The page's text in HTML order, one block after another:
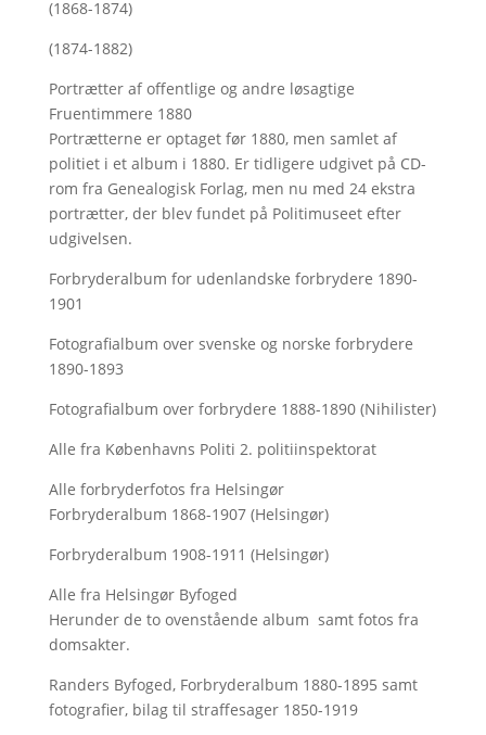
(1868-1874)
(1874-1882)
Portrætter af offentlige og andre løsagtige
Fruentimmere 1880
Portrætterne er optaget før 1880, men samlet af
politiet i et album i 1880. Er tidligere udgivet på CD-
rom fra Genealogisk Forlag, men nu med 24 ekstra
portrætter, der blev fundet på Politimuseet efter
udgivelsen.
Forbryderalbum for udenlandske forbrydere 1890-
1901
Fotografialbum over svenske og norske forbrydere
1890-1893
Fotografialbum over forbrydere 1888-1890 (Nihilister)
Alle fra Københavns Politi 2. politiinspektorat
Alle forbryderfotos fra Helsingør
Forbryderalbum 1868-1907 (Helsingør)
Forbryderalbum 1908-1911 (Helsingør)
Alle fra Helsingør Byfoged
Herunder de to ovenstående album samt fotos fra
domsakter.
Randers Byfoged, Forbryderalbum 1880-1895 samt
fotografier, bilag til straffesager 1850-1919